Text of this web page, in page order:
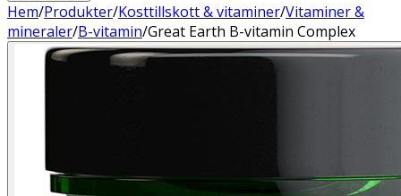
Hem/Produkter/Kosttillskott & vitaminer/Vitaminer &
mineraler/B-vitamin/Great Earth B-vitamin Complex